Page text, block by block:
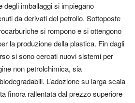
degli imballaggi si impiegano
daderivati del petrolio. Sottoposte
si rompono e si ottengono
la produzione della plastica. Fin dagli
si sono cercati nuovi sistemi per
non petrolchimica, sia
L’adozione su larga scala
finora rallentata dal prezzo superiore